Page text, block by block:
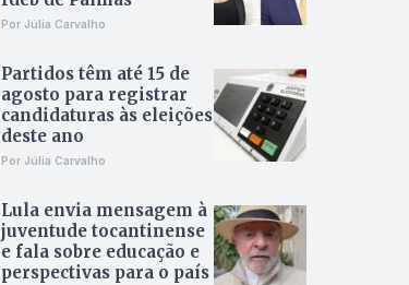
Por Júlia Carvalho
Partidos têm até 15 de
agosto para registrar
candidaturas às eleições
deste ano
Por Júlia Carvalho
Lula envia mensagem à
juventude tocantinense
e fala sobre educação e
perspectivas para o país